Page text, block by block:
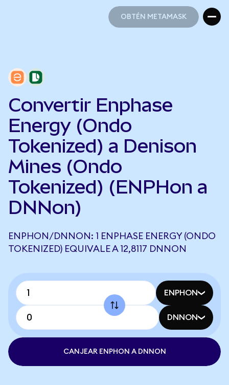
OBTÉN METAMASK
Convertir Enphase
Energy (Ondo
Tokenized) a Denison
Mines (Ondo
Tokenized) (ENPHon a
DNNon)
ENPHON/DNNON: 1 ENPHASE ENERGY (ONDO
TOKENIZED) EQUIVALE A 12,8117 DNNON
ENPHON
DNNON
CANJEAR ENPHON A DNNON